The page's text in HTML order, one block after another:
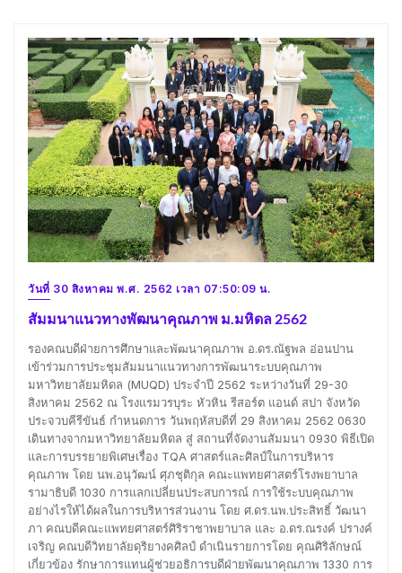
วันที่ 30 สิงหาคม พ.ศ. 2562 เวลา 07:50:09 น.
สัมมนาแนวทางพัฒนาคุณภาพ ม.มหิดล 2562
รองคณบดีฝ่ายการศึกษาและพัฒนาคุณภาพ อ.ดร.ณัฐพล อ่อนปาน
เข้าร่วมการประชุมสัมมนาแนวทางการพัฒนาระบบคุณภาพ
มหาวิทยาลัยมหิดล (MUQD) ประจำปี 2562 ระหว่างวันที่ 29-30
สิงหาคม 2562 ณ โรงแรมวรบุระ หัวหิน รีสอร์ต แอนด์ สปา จังหวัด
ประจวบคีรีขันธ์ กำหนดการ วันพฤหัสบดีที่ 29 สิงหาคม 2562 0630
เดินทางจากมหาวิทยาลัยมหิดล สู่ สถานที่จัดงานสัมมนา 0930 พิธีเปิด
และการบรรยายพิเศษเรื่อง TQA ศาสตร์และศิลป์ในการบริหาร
คุณภาพ โดย นพ.อนุวัฒน์ ศุภชุติกุล คณะแพทยศาสตร์โรงพยาบาล
รามาธิบดี 1030 การแลกเปลี่ยนประสบการณ์ การใช้ระบบคุณภาพ
อย่างไรให้ได้ผลในการบริหารส่วนงาน โดย ศ.ดร.นพ.ประสิทธิ์ วัฒนา
ภา คณบดีคณะแพทยศาสตร์ศิริราชาพยาบาล และ อ.ดร.ณรงค์ ปรางค์
เจริญ คณบดีวิทยาลัยดุริยางคศิลป์ ดำเนินรายการโดย คุณศิริลักษณ์
เกี่ยวข้อง รักษาการแทนผู้ช่วยอธิการบดีฝ่ายพัฒนาคุณภาพ 1330 การ